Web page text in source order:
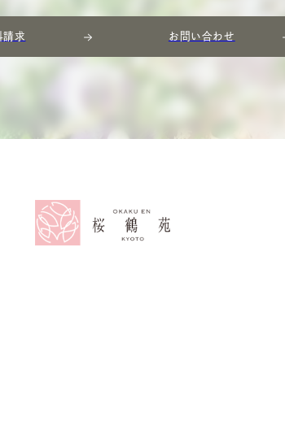
請求 お問い合わせ